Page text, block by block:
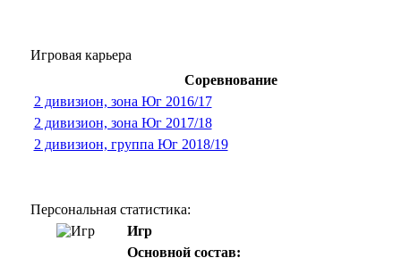
Игровая карьера
Соревнование
2 дивизион, зона Юг 2016/17
2 дивизион, зона Юг 2017/18
2 дивизион, группа Юг 2018/19
Персональная статистика:
Игр
Основной состав: